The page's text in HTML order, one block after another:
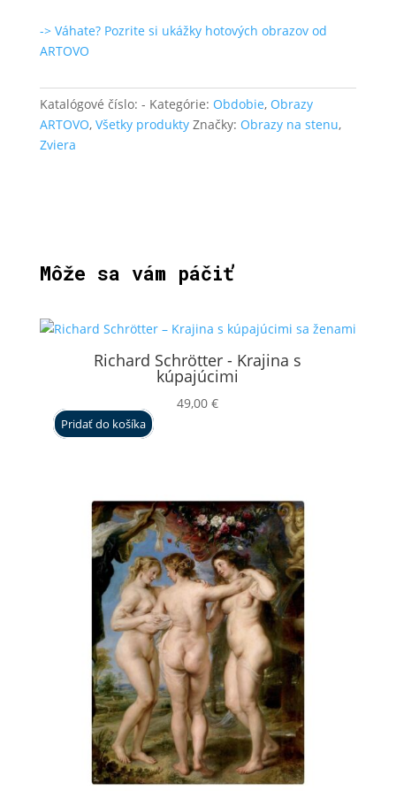
-> Váhate? Pozrite si ukážky hotových obrazov od
ARTOVO
Katalógové číslo: - Kategórie: Obdobie, Obrazy
ARTOVO, Všetky produkty Značky: Obrazy na stenu,
Zviera
Môže sa vám páčiť
Richard Schrötter - Krajina s
kúpajúcimi
49,00€
Pridať do košíka